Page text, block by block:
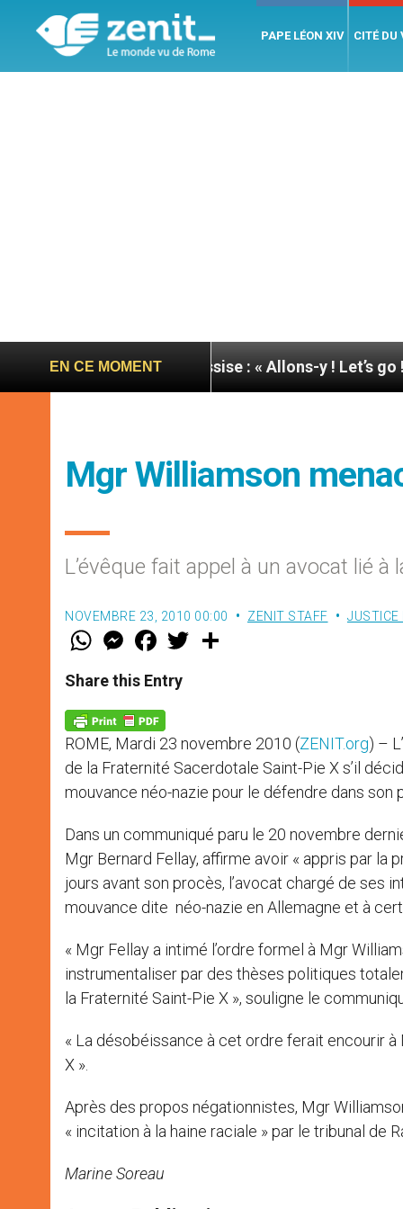
PAPE LÉON XIV CITÉ DU
EN CE MOMENT
du pape à Assise : « Allons-y ! Let’s go ! »
Mgr Williamson
L’évêque fait appel à un avocat lié à
NOVEMBRE 23, 2010 00:00 ZENIT STAFF JUSTICE
W
t
s
p
p
M
e
s
e
g
e
r
F
a
e
b
k
w
Share this Entry
ROME, Mardi 23 novembre 2010 (ZENIT.org) –
de la Fraternité Sacerdotale Saint-Pie X s’il
mouvance néo-nazie pour le défendre dans son
Dans un communiqué paru le 20 novembre
Mgr Bernard Fellay, affirme avoir « appris par la
jours avant son procès, l’avocat chargé de ses
mouvance dite néo-nazie en Allemagne et à
« Mgr Fellay a intimé l’ordre formel à Mgr
instrumentaliser par des thèses politiques
la Fraternité Saint-Pie X », souligne le
« La désobéissance à cet ordre ferait encourir
X ».
Après des propos négationnistes, Mgr
« incitation à la haine raciale » par le tribunal de
Marine Soreau